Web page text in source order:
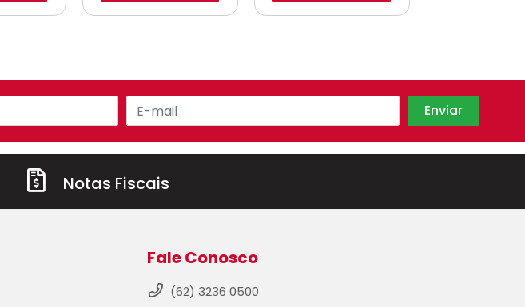
Notas Fiscais
Fale Conosco
(62) 3236 0500